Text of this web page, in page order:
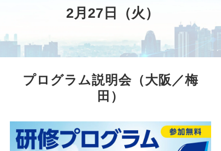
実績・事例紹介
ブログ
お知らせ
企業情報
2月27日（火）
プログラム説明会（大阪／梅
田）